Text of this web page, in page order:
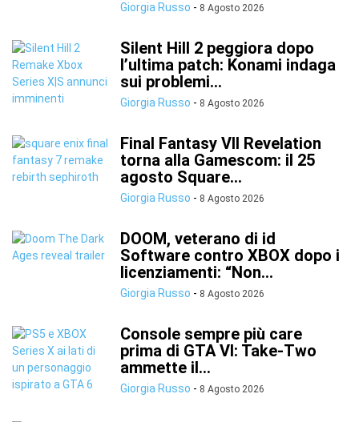
Giorgia Russo - 8 Agosto 2026
Silent Hill 2 peggiora dopo
l’ultima patch: Konami indaga
sui problemi...
Giorgia Russo - 8 Agosto 2026
Final Fantasy VII Revelation
torna alla Gamescom: il 25
agosto Square...
Giorgia Russo - 8 Agosto 2026
DOOM, veterano di id
Software contro XBOX dopo i
licenziamenti: “Non...
Giorgia Russo - 8 Agosto 2026
Console sempre più care
prima di GTA VI: Take-Two
ammette il...
Giorgia Russo - 8 Agosto 2026